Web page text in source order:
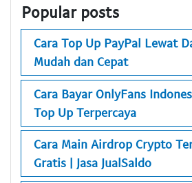
Popular posts
Cara Top Up PayPal Lewat
Mudah dan Cepat
Cara Bayar OnlyFans
Top Up Terpercaya
Cara Main Airdrop Crypto
Gratis | Jasa JualSaldo